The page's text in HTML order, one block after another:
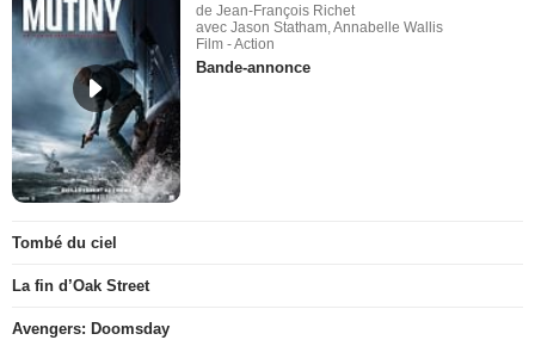
de Jean-François Richet
avec Jason Statham, Annabelle Wallis
Film - Action
Bande-annonce
Tombé du ciel
La fin d’Oak Street
Avengers: Doomsday